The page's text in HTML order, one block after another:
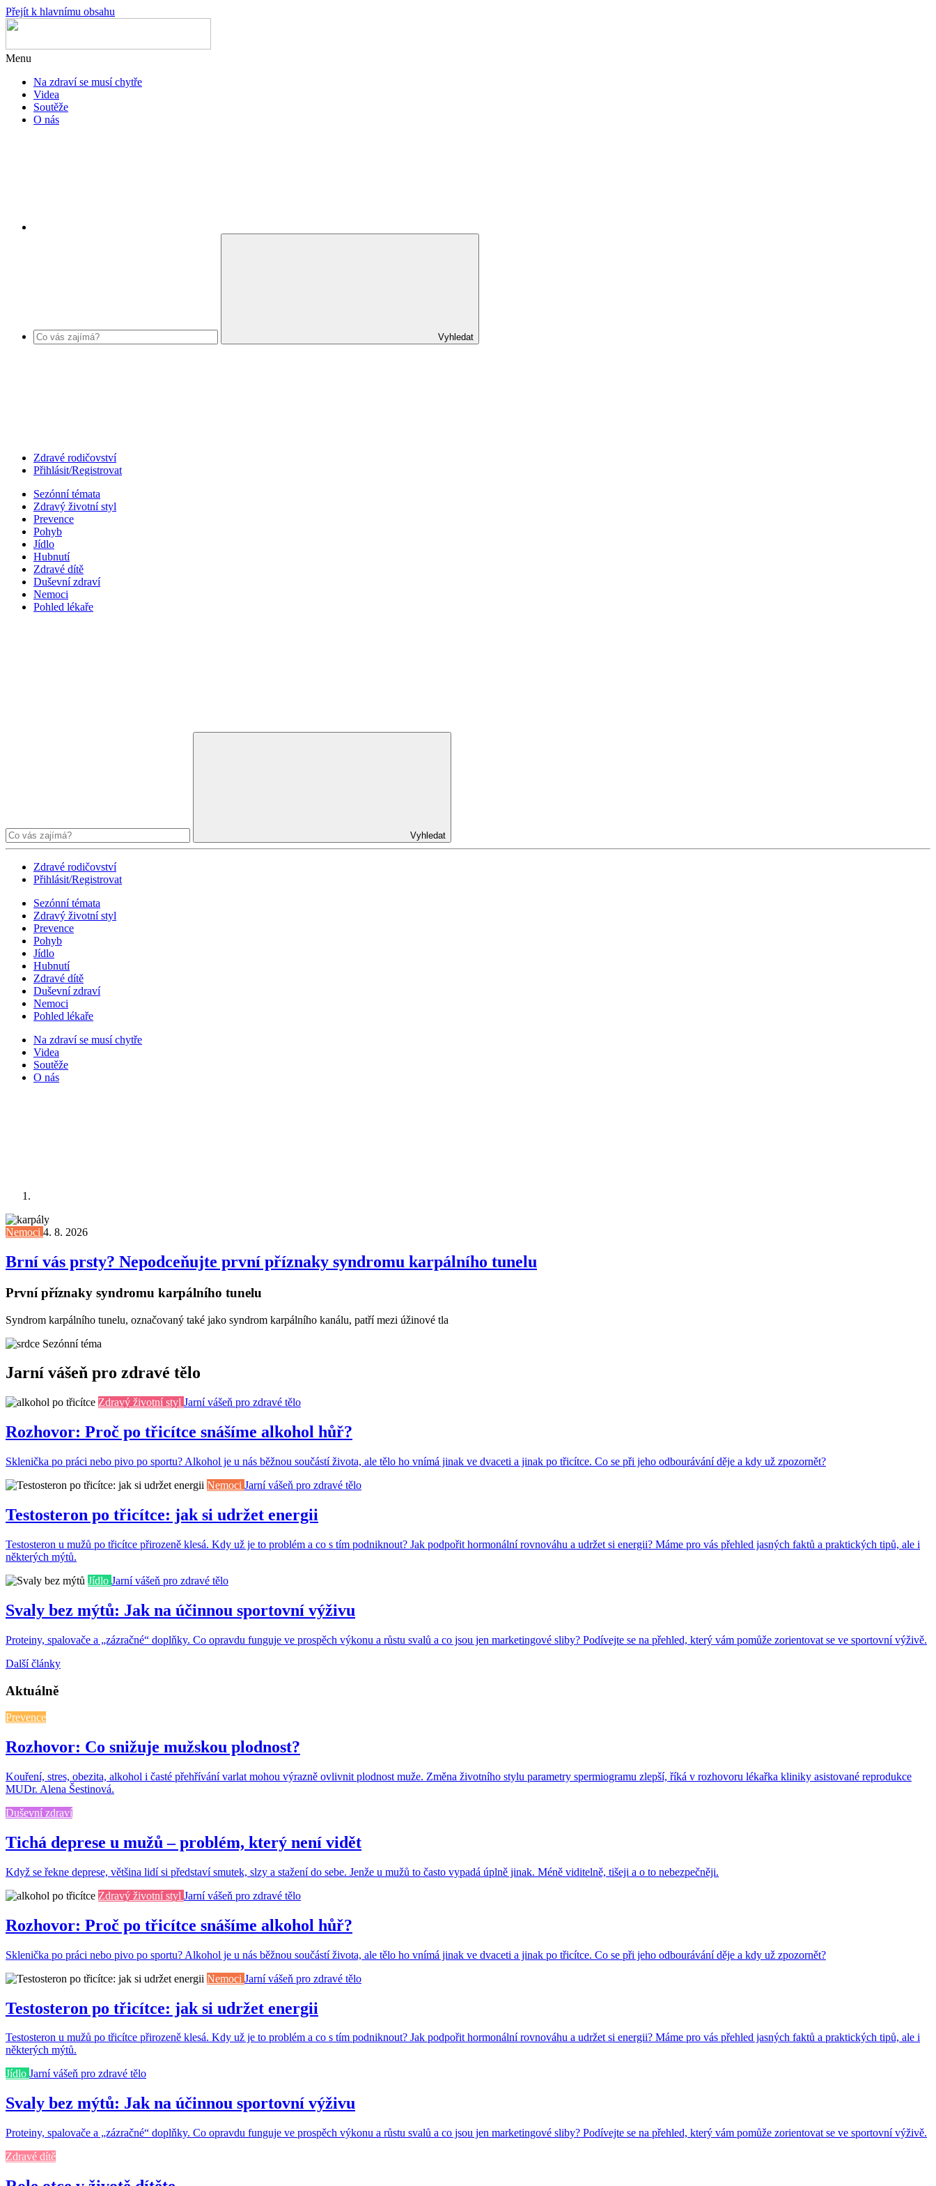
Přejít k hlavnímu obsahu
Menu
Na zdraví se musí chytře
Videa
Soutěže
O nás
Vyhledat
Zdravé rodičovství
Přihlásit/Registrovat
Sezónní témata
Zdravý životní styl
Prevence
Pohyb
Jídlo
Hubnutí
Zdravé dítě
Duševní zdraví
Nemoci
Pohled lékaře
Vyhledat
Zdravé rodičovství
Přihlásit/Registrovat
Sezónní témata
Zdravý životní styl
Prevence
Pohyb
Jídlo
Hubnutí
Zdravé dítě
Duševní zdraví
Nemoci
Pohled lékaře
Na zdraví se musí chytře
Videa
Soutěže
O nás
Nemoci 4. 8. 2026
Brní vás prsty? Nepodceňujte první příznaky syndromu karpálního tunelu
První příznaky syndromu karpálního tunelu
Syndrom karpálního tunelu, označovaný také jako syndrom karpálního kanálu, patří mezi úžinové tla
Sezónní téma
Jarní vášeň pro zdravé tělo
Zdravý životní styl Jarní vášeň pro zdravé tělo
Rozhovor: Proč po třicítce snášíme alkohol hůř?
Sklenička po práci nebo pivo po sportu? Alkohol je u nás běžnou součástí života, ale tělo ho vnímá jinak ve dvaceti a jinak po třicítce. Co se při jeho odbourávání děje a kdy už zpozornět?
Nemoci Jarní vášeň pro zdravé tělo
Testosteron po třicítce: jak si udržet energii
Testosteron u mužů po třicítce přirozeně klesá. Kdy už je to problém a co s tím podniknout? Jak podpořit hormonální rovnováhu a udržet si energii? Máme pro vás přehled jasných faktů a praktických tipů, ale i
některých mýtů.
Jídlo Jarní vášeň pro zdravé tělo
Svaly bez mýtů: Jak na účinnou sportovní výživu
Proteiny, spalovače a „zázračné“ doplňky. Co opravdu funguje ve prospěch výkonu a růstu svalů a co jsou jen marketingové sliby? Podívejte se na přehled, který vám pomůže zorientovat se ve sportovní výživě.
Další články
Aktuálně
Prevence
Rozhovor: Co snižuje mužskou plodnost?
Kouření, stres, obezita, alkohol i časté přehřívání varlat mohou výrazně ovlivnit plodnost muže. Změna životního stylu parametry spermiogramu zlepší, říká v rozhovoru lékařka kliniky asistované reprodukce
MUDr. Alena Šestinová.
Duševní zdraví
Tichá deprese u mužů – problém, který není vidět
Když se řekne deprese, většina lidí si představí smutek, slzy a stažení do sebe. Jenže u mužů to často vypadá úplně jinak. Méně viditelně, tišeji a o to nebezpečněji.
Zdravý životní styl Jarní vášeň pro zdravé tělo
Rozhovor: Proč po třicítce snášíme alkohol hůř?
Sklenička po práci nebo pivo po sportu? Alkohol je u nás běžnou součástí života, ale tělo ho vnímá jinak ve dvaceti a jinak po třicítce. Co se při jeho odbourávání děje a kdy už zpozornět?
Nemoci Jarní vášeň pro zdravé tělo
Testosteron po třicítce: jak si udržet energii
Testosteron u mužů po třicítce přirozeně klesá. Kdy už je to problém a co s tím podniknout? Jak podpořit hormonální rovnováhu a udržet si energii? Máme pro vás přehled jasných faktů a praktických tipů, ale i
některých mýtů.
Jídlo Jarní vášeň pro zdravé tělo
Svaly bez mýtů: Jak na účinnou sportovní výživu
Proteiny, spalovače a „zázračné“ doplňky. Co opravdu funguje ve prospěch výkonu a růstu svalů a co jsou jen marketingové sliby? Podívejte se na přehled, který vám pomůže zorientovat se ve sportovní výživě.
Zdravé dítě